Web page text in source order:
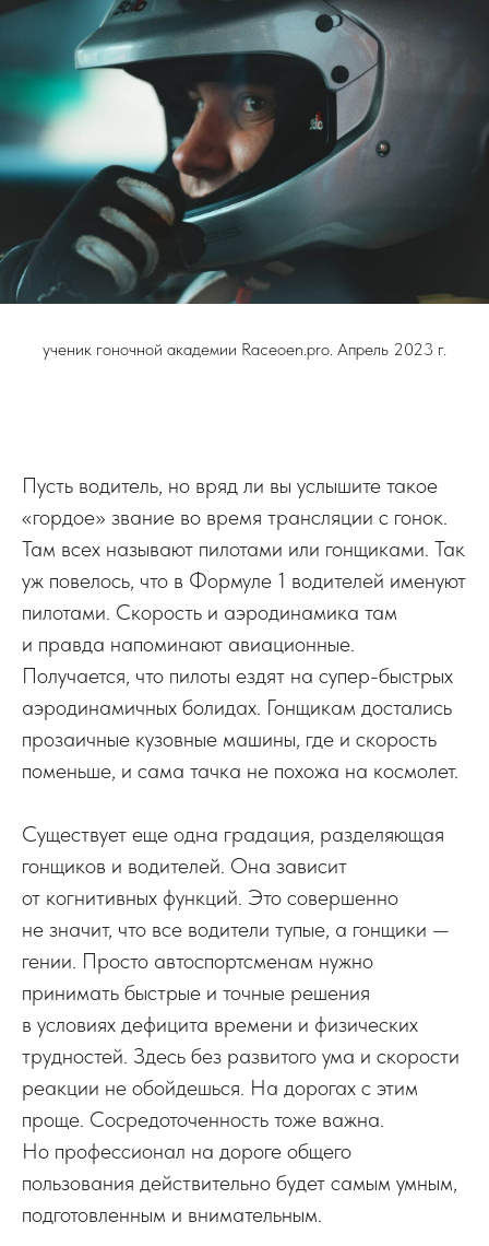
ученик гоночной академии Raceoen.pro. Апрель 2023 г.
Пусть водитель, но вряд ли вы услышите такое
«гордое» звание во время трансляции с гонок.
Там всех называют пилотами или гонщиками. Так
уж повелось, что в Формуле 1 водителей именуют
пилотами. Скорость и аэродинамика там
и правда напоминают авиационные.
Получается, что пилоты ездят на супер-быстрых
аэродинамичных болидах. Гонщикам достались
прозаичные кузовные машины, где и скорость
поменьше, и сама тачка не похожа на космолет.
Существует еще одна градация, разделяющая
гонщиков и водителей. Она зависит
от когнитивных функций. Это совершенно
не значит, что все водители тупые, а гонщики —
гении. Просто автоспортсменам нужно
принимать быстрые и точные решения
в условиях дефицита времени и физических
трудностей. Здесь без развитого ума и скорости
реакции не обойдешься. На дорогах с этим
проще. Сосредоточенность тоже важна.
Но профессионал на дороге общего
пользования действительно будет самым умным,
подготовленным и внимательным.